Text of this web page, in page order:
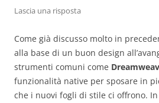
Lascia una risposta
Come già discusso molto in
alla base di un buon design
strumenti comuni come
funzionalità native per sposare in
che i nuovi fogli di stile ci offrono.